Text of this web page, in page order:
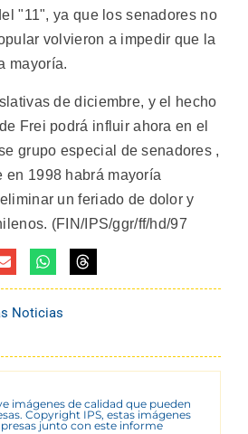
"11", ya que los senadores no
volvieron a impedir que la
mayoría.
de diciembre, y el hecho
Frei podrá influir ahora en el
grupo especial de senadores ,
en 1998 habrá mayoría
un feriado de dolor y
(FIN/IPS/ggr/ff/hd/97
Noticias
imágenes de calidad que pueden
Copyright IPS, estas imágenes
junto con este informe